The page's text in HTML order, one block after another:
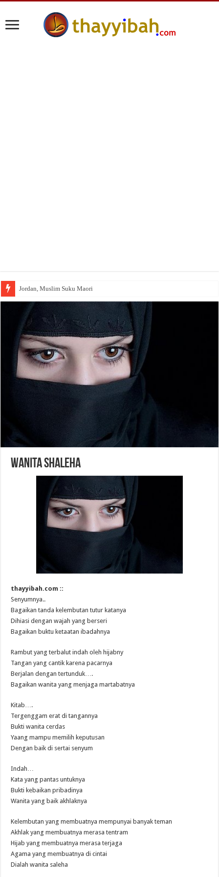
Jordan, Muslim Suku Maori
WANITA SHALEHA
thayyibah.com ::
Senyumnya..
Bagaikan tanda kelembutan tutur katanya
Dihiasi dengan wajah yang berseri
Bagaikan buktu ketaatan ibadahnya
Rambut yang terbalut indah oleh hijabny
Tangan yang cantik karena pacarnya
Berjalan dengan tertunduk….
Bagaikan wanita yang menjaga martabatnya
Kitab….
Tergenggam erat di tangannya
Bukti wanita cerdas
Yaang mampu memilih keputusan
Dengan baik di sertai senyum
Indah…
Kata yang pantas untuknya
Bukti kebaikan pribadinya
Wanita yang baik akhlaknya
Kelembutan yang membuatnya mempunyai banyak teman
Akhlak yang membuatnya merasa tentram
Hijab yang membuatnya merasa terjaga
Agama yang membuatnya di cintai
Dialah wanita saleha